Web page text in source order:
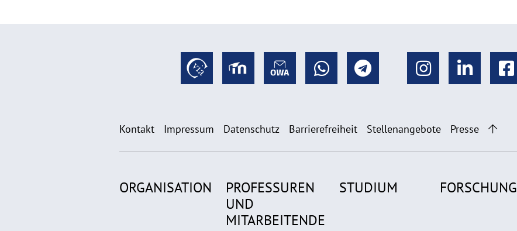
Kontakt Impressum Datenschutz Barrierefreiheit Stellenangebote Presse
ORGANISATION
PROFESSUREN
UND
MITARBEITENDE
STUDIUM FORSCHUNG